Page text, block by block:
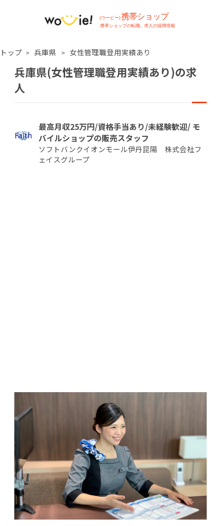
トップ 兵庫県 女性管理職登用実績あり
兵庫県(女性管理職登用実績あり)の求
人
最高月収25万円/資格手当あり/未経験歓迎/ モ
バイルショップの販売スタッフ
ソフトバンクイオンモール伊丹昆陽 株式会社フ
ェイスグループ